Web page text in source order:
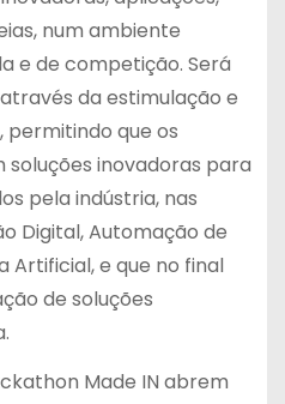
num ambiente
e de competição. Será
da estimulação e
permitindo que os
inovadoras para
pela indústria, nas
Digital, Automação de
Artificial, e que no final
de soluções
Made IN abrem